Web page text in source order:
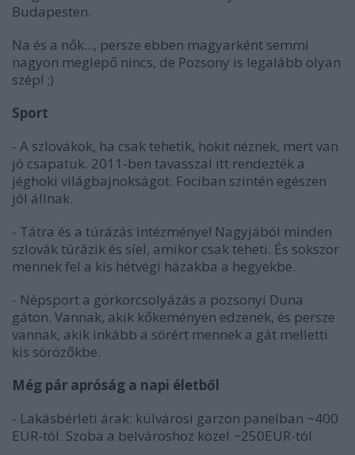
Budapesten.
Na és a nők..., persze ebben magyarként semmi
nagyon meglepő nincs, de Pozsony is legalább olyan
szép! ;)
Sport
- A szlovákok, ha csak tehetik, hokit néznek, mert van
jó csapatuk. 2011-ben tavasszal itt rendezték a
jéghoki világbajnokságot. Fociban szintén egészen
jól állnak.
- Tátra és a túrázás intézménye! Nagyjából minden
szlovák túrázik és síel, amikor csak teheti. És sokszor
mennek fel a kis hétvégi házakba a hegyekbe.
- Népsport a görkorcsolyázás a pozsonyi Duna
gáton. Vannak, akik kőkeményen edzenek, és persze
vannak, akik inkább a sörért mennek a gát melletti
kis sörözőkbe.
Még pár apróság a napi életből
- Lakásbérleti árak: külvárosi garzon panelban ~400
EUR-tól. Szoba a belvároshoz közel ~250EUR-tól.